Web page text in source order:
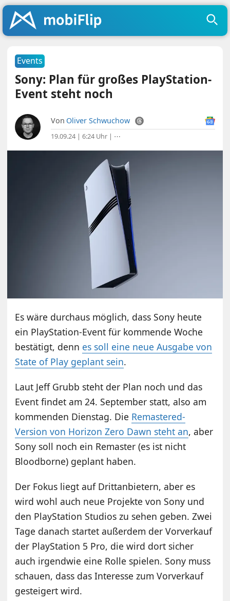
Events
Sony: Plan für großes PlayStation-
Event steht noch
Von Oliver Schwuchow
19.09.24 | 6:24 Uhr | ⋯
Es wäre durchaus möglich, dass Sony heute
ein PlayStation-Event für kommende Woche
bestätigt, denn es soll eine neue Ausgabe von
State of Play geplant sein.
Laut Jeff Grubb steht der Plan noch und das
Event findet am 24. September statt, also am
kommenden Dienstag. Die Remastered-
Version von Horizon Zero Dawn steht an, aber
Sony soll noch ein Remaster (es ist nicht
Bloodborne) geplant haben.
Der Fokus liegt auf Drittanbietern, aber es
wird wohl auch neue Projekte von Sony und
den PlayStation Studios zu sehen geben. Zwei
Tage danach startet außerdem der Vorverkauf
der PlayStation 5 Pro, die wird dort sicher
auch irgendwie eine Rolle spielen. Sony muss
schauen, dass das Interesse zum Vorverkauf
gesteigert wird.